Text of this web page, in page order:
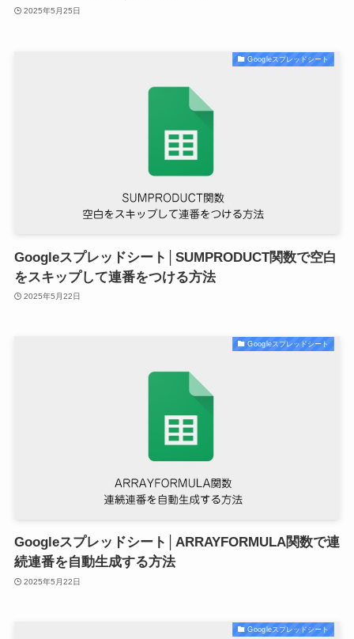
2025年5月25日
Googleスプレッドシート
Googleスプレッドシート│SUMPRODUCT関数で空白
をスキップして連番をつける方法
2025年5月22日
Googleスプレッドシート
Googleスプレッドシート│ARRAYFORMULA関数で連
続連番を自動生成する方法
2025年5月22日
Googleスプレッドシート